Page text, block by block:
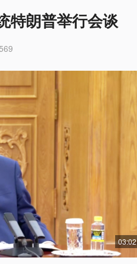
特朗普举行会谈
03:02